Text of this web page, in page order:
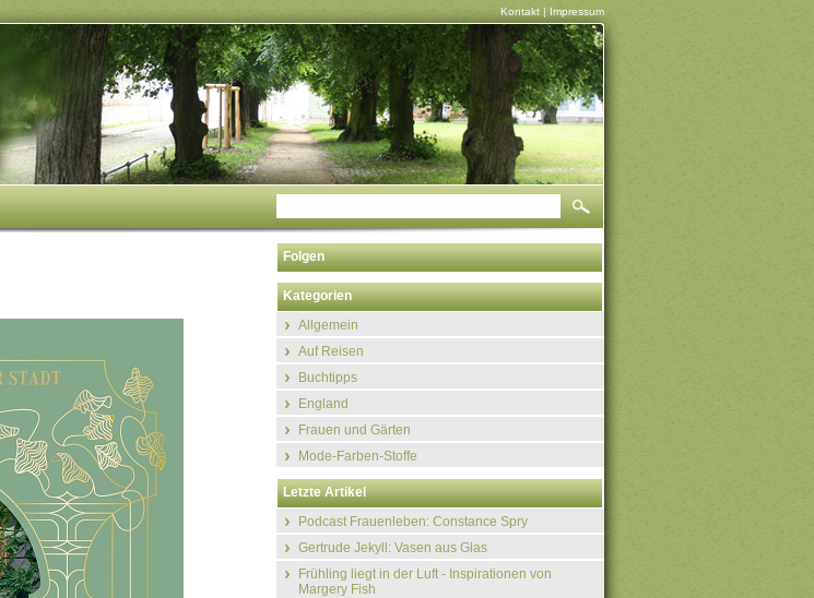
Kontakt | Impressum
Folgen
Kategorien
Allgemein
Auf Reisen
Buchtipps
England
Frauen und Gärten
Mode-Farben-Stoffe
Letzte Artikel
Podcast Frauenleben: Constance Spry
Gertrude Jekyll: Vasen aus Glas
Frühling liegt in der Luft - Inspirationen von
Margery Fish